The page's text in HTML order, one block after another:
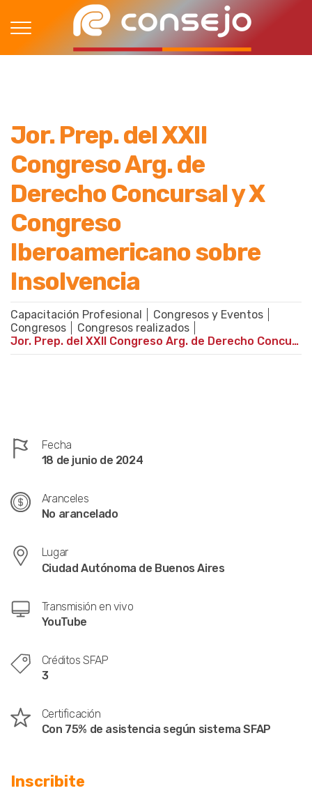
Jor. Prep. del XXII
Congreso Arg. de
Derecho Concursal y X
Congreso
Iberoamericano sobre
Insolvencia
Capacitación Profesional
Congresos y Eventos
Congresos
Congresos realizados
Jor. Prep. del XXII Congreso Arg. de Derecho Concursal y X Congreso Iberoamericano sobre Insolvencia
Fecha
18 de junio de 2024
Aranceles
No arancelado
Lugar
Ciudad Autónoma de Buenos Aires
Transmisión en vivo
YouTube
Créditos SFAP
3
Certificación
Con 75% de asistencia según sistema SFAP
Inscribite